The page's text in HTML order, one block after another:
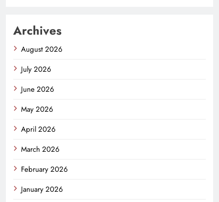
Archives
August 2026
July 2026
June 2026
May 2026
April 2026
March 2026
February 2026
January 2026